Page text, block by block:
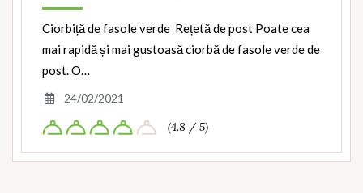
Ciorbiță de fasole verde Rețetă de post Poate cea
mai rapidă și mai gustoasă ciorbă de fasole verde de
post. O…
24/02/2021
(4.8 / 5)